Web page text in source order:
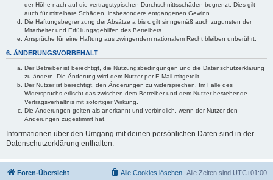
der Höhe nach auf die vertragstypischen Durchschnittsschäden begrenzt. Dies gilt
auch für mittelbare Schäden, insbesondere entgangenen Gewinn.
Die Haftungsbegrenzung der Absätze a bis c gilt sinngemäß auch zugunsten der
Mitarbeiter und Erfüllungsgehilfen des Betreibers.
Ansprüche für eine Haftung aus zwingendem nationalem Recht bleiben unberührt.
6. ÄNDERUNGSVORBEHALT
Der Betreiber ist berechtigt, die Nutzungsbedingungen und die Datenschutzerklärung
zu ändern. Die Änderung wird dem Nutzer per E-Mail mitgeteilt.
Der Nutzer ist berechtigt, den Änderungen zu widersprechen. Im Falle des
Widerspruchs erlischt das zwischen dem Betreiber und dem Nutzer bestehende
Vertragsverhältnis mit sofortiger Wirkung.
Die Änderungen gelten als anerkannt und verbindlich, wenn der Nutzer den
Änderungen zugestimmt hat.
Informationen über den Umgang mit deinen persönlichen Daten sind in der
Datenschutzerklärung enthalten.
Foren-Übersicht Alle Zeiten sind UTC+01:00
Alle Cookies löschen